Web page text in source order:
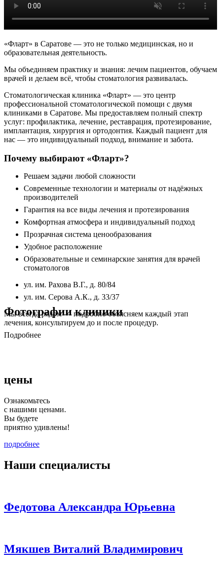
«Фларт» в Саратове — это не только медицинская, но и
образовательная деятельность.
Мы объединяем практику и знания: лечим пациентов, обучаем
врачей и делаем всё, чтобы стоматология развивалась.
Стоматологическая клиника «Фларт» — это центр
профессиональной стоматологической помощи с двумя
клиниками в Саратове. Мы предоставляем полный спектр
услуг: профилактика, лечение, реставрация, протезирование,
имплантация, хирургия и ортодонтия. Каждый пациент для
нас — это индивидуальный подход, внимание и забота.
Почему выбирают «Фларт»?
Решаем задачи любой сложности
Современные технологии и материалы от надёжных
производителей
Гарантия на все виды лечения и протезирования
Комфортная атмосфера и индивидуальный подход
Прозрачная система ценообразования
Удобное расположение
Образовательные и семинарские занятия для врачей
стоматологов
ул. им. Рахова В.Г., д. 80/84
ул. им. Серова А.К., д. 33/37
Мы всегда рядом — подробно объясняем каждый этап
лечения, консультируем до и после процедур.
Подробнее
Фотографии клиники
цены
Ознакомьтесь
с нашими ценами.
Вы будете
приятно удивлены!
подробнее
Наши специалисты
Федотова Александра Юрьевна
Мякшев Виталий Владимирович